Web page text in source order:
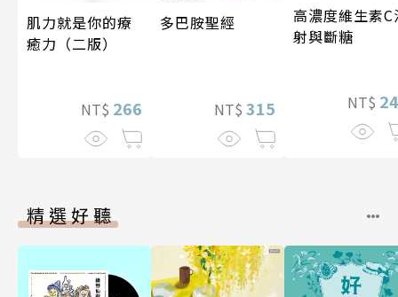
肌力就是你的療
癒力（二版）
NT$ 266
多巴胺聖經
NT$ 315
高濃度維生素C
射與斷糖
NT$
精選好聽